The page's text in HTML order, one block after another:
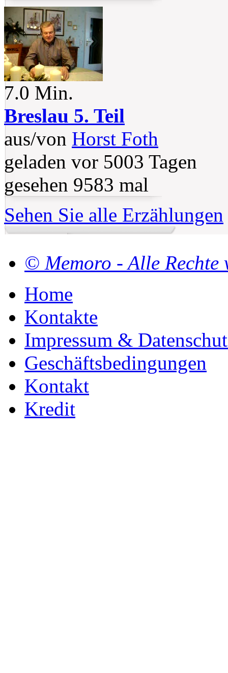
7.0 Min.
Breslau 5. Teil
aus/von Horst Foth
geladen vor 5003 Tagen
gesehen 9583 mal
Sehen Sie alle Erzählungen
© Memoro - Alle Rechte
Home
Kontakte
Impressum &
Geschäftsbedingungen
Kontakt
Kredit